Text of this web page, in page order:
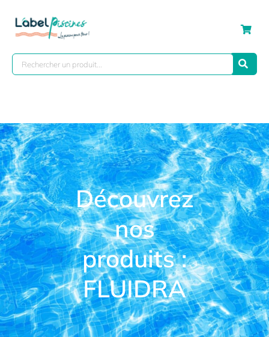
Découvrez
nos
produits :
FLUIDRA